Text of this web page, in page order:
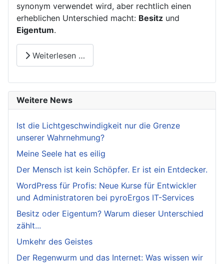
synonym verwendet wird, aber rechtlich einen
erheblichen Unterschied macht: Besitz und
Eigentum.
Weiterlesen …
Weitere News
Ist die Lichtgeschwindigkeit nur die Grenze
unserer Wahrnehmung?
Meine Seele hat es eilig
Der Mensch ist kein Schöpfer. Er ist ein Entdecker.
WordPress für Profis: Neue Kurse für Entwickler
und Administratoren bei pyroErgos IT-Services
Besitz oder Eigentum? Warum dieser Unterschied
zählt...
Umkehr des Geistes
Der Regenwurm und das Internet: Was wissen wir